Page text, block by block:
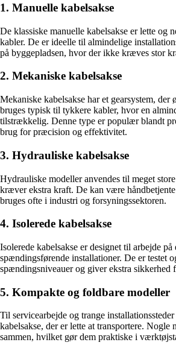
1. Manuelle kabelsakse
De klassiske manuelle kabelsakse er lette og
kabler. De er ideelle til almindelige
på byggepladsen, hvor der ikke kræves stor
2. Mekaniske kabelsakse
Mekaniske kabelsakse har et gearsystem,
bruges typisk til tykkere kabler, hvor en
tilstrækkelig. Denne type er populær blandt
brug for præcision og effektivitet.
3. Hydrauliske kabelsakse
Hydrauliske modeller anvendes til meget
kræver ekstra kraft. De kan være
bruges ofte i industri og forsyningssektoren.
4. Isolerede kabelsakse
Isolerede kabelsakse er designet til arbejde
spændingsførende installationer. De er testet
spændingsniveauer og giver ekstra sikkerhed
5. Kompakte og foldbare modeller
Til servicearbejde og trange
kabelsakse, der er lette at transportere. Nogle
sammen, hvilket gør dem praktiske i